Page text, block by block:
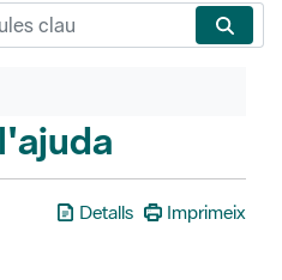
Detalls
Imprimeix